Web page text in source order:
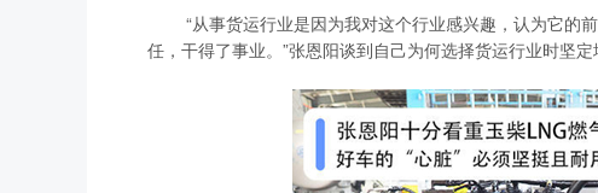
“从事货运行业是因为我对这个行业感兴趣，认为它的
任，干得了事业。”张恩阳谈到自己为何选择货运行业时坚定